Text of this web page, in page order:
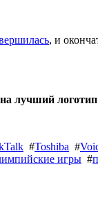
, и
лучший логотип
#Toshiba #
игры #